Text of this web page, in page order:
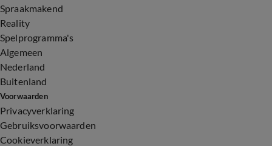
Spraakmakend
Reality
Spelprogramma's
Algemeen
Nederland
Buitenland
Voorwaarden
Privacyverklaring
Gebruiksvoorwaarden
Cookieverklaring